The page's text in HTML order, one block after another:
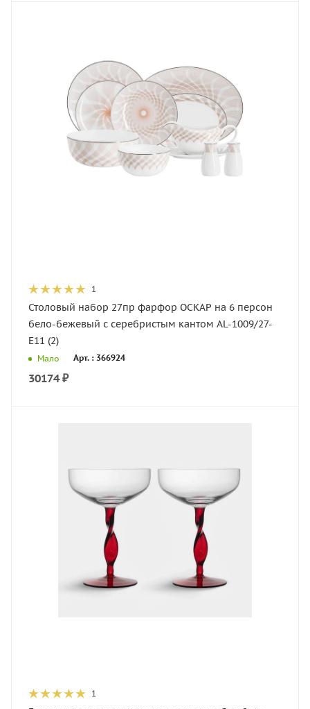
1
Столовый набор 27пр фарфор ОСКАР на 6 персон
бело-бежевый с серебристым кантом AL-1009/27-
E11 (2)
Мало Арт. : 366924
30174₽
1